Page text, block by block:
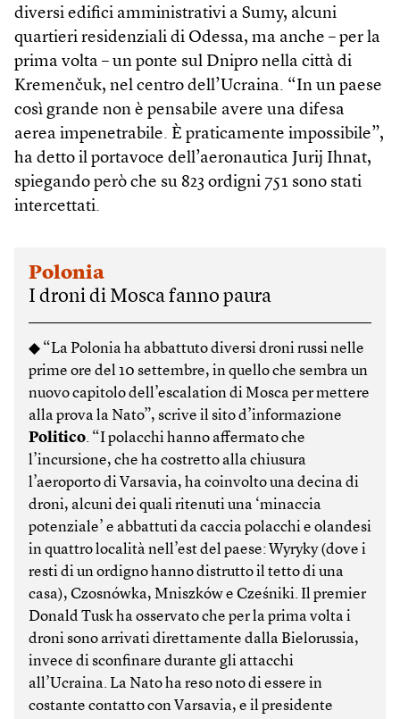
diversi edifici amministrativi a Sumy, alcuni
quartieri residenziali di Odessa, ma anche – per la
prima volta – un ponte sul Dnipro nella città di
Kremenčuk, nel centro dell’Ucraina. “In un paese
così grande non è pensabile avere una difesa
aerea impenetrabile. È praticamente impossibile”,
ha detto il portavoce dell’aeronautica Jurij Ihnat,
spiegando però che su 823 ordigni 751 sono stati
intercettati.
Polonia
I droni di Mosca fanno paura
◆ “La Polonia ha abbattuto diversi droni russi nelle
prime ore del 10 settembre, in quello che sembra un
nuovo capitolo dell’escalation di Mosca per mettere
alla prova la Nato”, scrive il sito d’informazione
Politico. “I polacchi hanno affermato che
l’incursione, che ha costretto alla chiusura
l’aeroporto di Varsavia, ha coinvolto una decina di
droni, alcuni dei quali ritenuti una ‘minaccia
potenziale’ e abbattuti da caccia polacchi e olandesi
in quattro località nell’est del paese: Wyryky (dove i
resti di un ordigno hanno distrutto il tetto di una
casa), Czosnówka, Mniszków e Cześniki. Il premier
Donald Tusk ha osservato che per la prima volta i
droni sono arrivati direttamente dalla Bielorussia,
invece di sconfinare durante gli attacchi
all’Ucraina. La Nato ha reso noto di essere in
costante contatto con Varsavia, e il presidente